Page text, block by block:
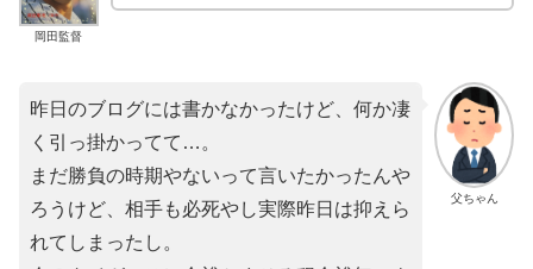
岡田監督
父ちゃん
昨日のブログには書かなかったけど、何か凄
く引っ掛かってて…。
まだ勝負の時期やないって言いたかったんや
ろうけど、相手も必死やし実際昨日は抑えら
れてしまったし。